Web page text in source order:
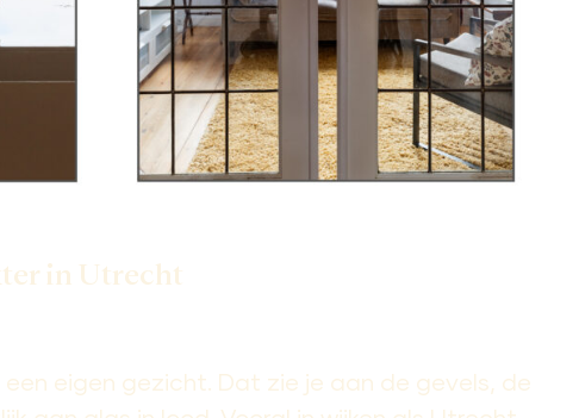
in Utrecht
eigen gezicht. Dat zie je aan de gevels, de